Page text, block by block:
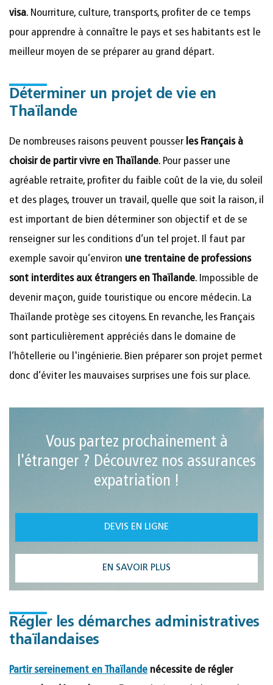
visa. Nourriture, culture, transports, profiter de ce temps
pour apprendre à connaître le pays et ses habitants est le
meilleur moyen de se préparer au grand départ.
Déterminer un projet de vie en
Thaïlande
De nombreuses raisons peuvent pousser les Français à
choisir de partir vivre en Thaïlande. Pour passer une
agréable retraite, profiter du faible coût de la vie, du soleil
et des plages, trouver un travail, quelle que soit la raison, il
est important de bien déterminer son objectif et de se
renseigner sur les conditions d’un tel projet. Il faut par
exemple savoir qu’environ une trentaine de professions
sont interdites aux étrangers en Thaïlande. Impossible de
devenir maçon, guide touristique ou encore médecin. La
Thaïlande protège ses citoyens. En revanche, les Français
sont particulièrement appréciés dans le domaine de
l’hôtellerie ou l'ingénierie. Bien préparer son projet permet
donc d’éviter les mauvaises surprises une fois sur place.
Vous partez prochainement à
l'étranger ? Découvrez nos assurances
expatriation !
DEVIS EN LIGNE
EN SAVOIR PLUS
Régler les démarches administratives
thaïlandaises
Partir sereinement en Thaïlande nécessite de régler